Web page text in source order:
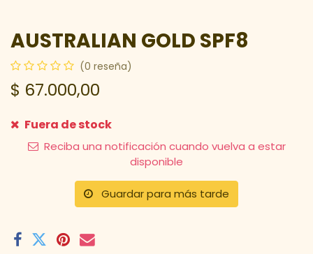
AUSTRALIAN GOLD SPF8
(0 reseña)
$ 67.000,00
Fuera de stock
Reciba una notificación cuando vuelva a estar
disponible
Guardar para más tarde